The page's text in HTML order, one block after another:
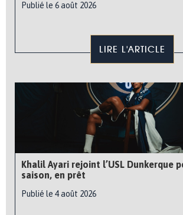
Publié le 6 août 2026
LIRE L'ARTICLE
Khalil Ayari rejoint l’USL Dunkerque
saison, en prêt
Publié le 4 août 2026